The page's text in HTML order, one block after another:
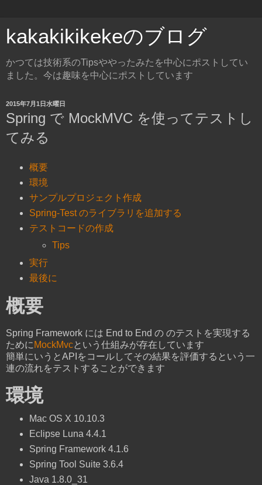
kakakikikekeのブログ
かつては技術系のTipsややったみたを中心にポストしてい
ました。今は趣味を中心にポストしています
2015年7月1日水曜日
Spring で MockMVC を使ってテストし
てみる
概要
環境
サンプルプロジェクト作成
Spring-Test のライブラリを追加する
テストコードの作成
Tips
実行
最後に
概要
Spring Framework には End to End の のテストを実現する
ために MockMvcという仕組みが存在しています
簡単にいうとAPIをコールしてその結果を評価するという一
連の流れをテストすることができます
環境
Mac OS X 10.10.3
Eclipse Luna 4.4.1
Spring Framework 4.1.6
Spring Tool Suite 3.6.4
Java 1.8.0_31